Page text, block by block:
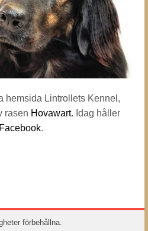
hemsida Lintrollets Kennel,
rasen Hovawart. Idag håller
Facebook.
förbehållna.